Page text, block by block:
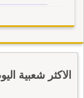
الاكثر شعبية